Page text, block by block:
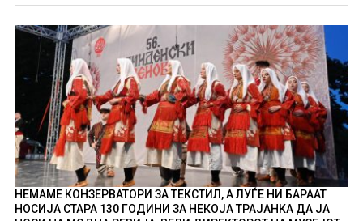
НЕМАМЕ КОНЗЕРВАТОРИ ЗА ТЕКСТИЛ, А ЛУЃЕ НИ БАРААТ
НОСИЈА СТАРА 130 ГОДИНИ ЗА НЕКОЈА ТРАЈАНКА ДА ЈА